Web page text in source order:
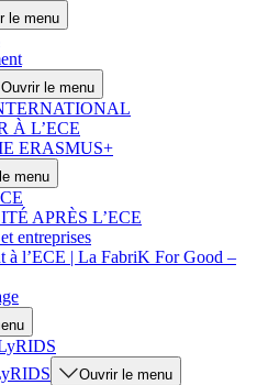
le menu
Ouvrir le menu
À L’ECE
ERASMUS+
menu
APRÈS L’ECE
entreprises
à l’ECE | La FabriK For Good –
Ouvrir le menu